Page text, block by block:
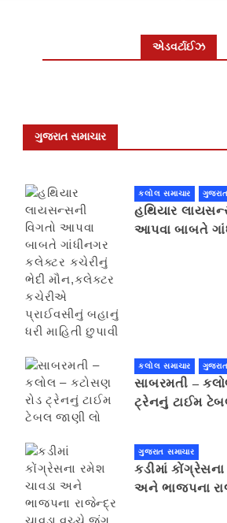
એડવર્ટાઈઝ
ગુજરાત સમાચાર
કલોલ સમાચાર
હથિયાર
આપવા બાબતે
કલોલ સમાચાર
સાબરમતી –
ટ્રેનનું ટાઈમ
ગુજરાત સમાચાર
કડીમાં
અને ભાજપના